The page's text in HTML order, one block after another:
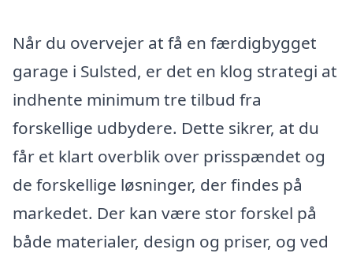
Når du overvejer at få en færdigbygget
garage i Sulsted, er det en klog strategi at
indhente minimum tre tilbud fra
forskellige udbydere. Dette sikrer, at du
får et klart overblik over prisspændet og
de forskellige løsninger, der findes på
markedet. Der kan være stor forskel på
både materialer, design og priser, og ved